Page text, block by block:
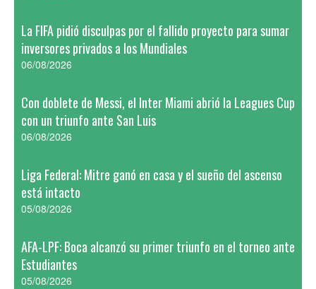
La FIFA pidió disculpas por el fallido proyecto para sumar
inversores privados a los Mundiales
06/08/2026
Con doblete de Messi, el Inter Miami abrió la Leagues Cup
con un triunfo ante San Luis
06/08/2026
Liga Federal: Mitre ganó en casa y el sueño del ascenso
está intacto
05/08/2026
AFA-LPF: Boca alcanzó su primer triunfo en el torneo ante
Estudiantes
05/08/2026